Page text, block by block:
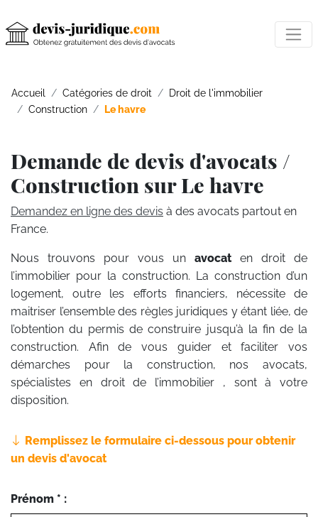
Accueil Catégories de droit
Droit de l'immobilier
Construction
Le havre
Demande de devis d'avocats /
Construction sur Le havre
Demandez en ligne des devis à des avocats partout en
France.
Nous trouvons pour vous un avocat en droit de
l’immobilier pour la construction. La construction d’un
logement, outre les efforts financiers, nécessite de
maitriser l’ensemble des règles juridiques y étant liée, de
l’obtention du permis de construire jusqu’à la fin de la
construction. Afin de vous guider et faciliter vos
démarches pour la construction, nos avocats,
spécialistes en droit de l’immobilier , sont à votre
disposition.
Remplissez le formulaire ci-dessous pour obtenir
un devis d'avocat
Prénom * :